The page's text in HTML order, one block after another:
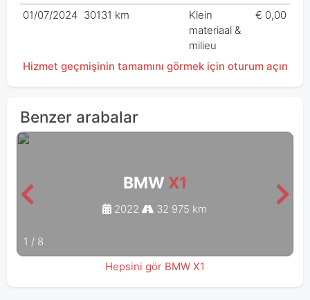
01/07/2024 30131 km
Klein
materiaal &
milieu
€ 0,00
Hizmet geçmişinin tamamını görmek için oturum açın
Benzer arabalar
BMW X1
2022 32 975 km
1 / 8
Hepsini gör BMW X1